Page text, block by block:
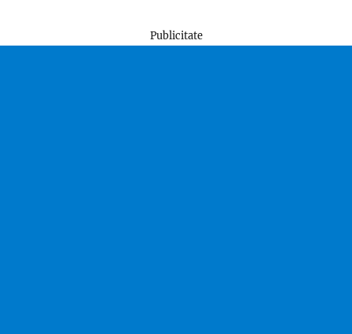
Publicitate